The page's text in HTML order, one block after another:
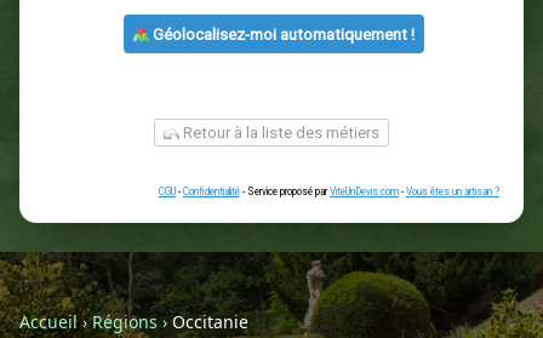
ou
Accueil›Régions ›Occitanie